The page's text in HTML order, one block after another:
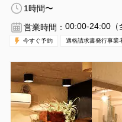
1時間〜
営業時間： 00:00-24:00（
今すぐ予約 適格請求書発行事業
【シェアキッチンL1P Cafe】
シェアキッチンL1P Cafe